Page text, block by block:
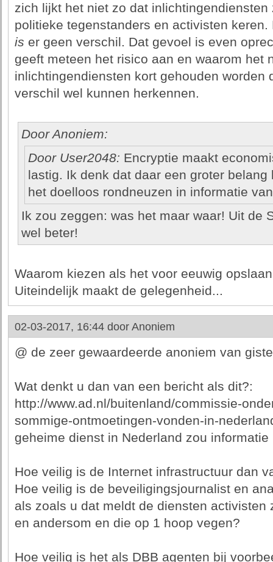
zich lijkt het niet zo dat
politieke tegenstanders en activisten
is er geen verschil. Dat gevoel is even
geeft meteen het risico aan en waarom het
inlichtingendiensten kort gehouden worden
verschil wel kunnen herkennen.
Door Anoniem:
Door User2048: Encryptie maakt
lastig. Ik denk dat daar een groter
het doelloos rondneuzen in informatie
Ik zou zeggen: was het maar waar! Uit de
wel beter!
Waarom kiezen als het voor eeuwig
Uiteindelijk maakt de gelegenheid...
02-03-2017, 16:44 door Anoniem
@ de zeer gewaardeerde anoniem van
Wat denkt u dan van een bericht als dit?:
http://www.ad.nl/buitenland/commissie-
sommige-ontmoetingen-vonden-in-
geheime dienst in Nederland zou
Hoe veilig is de Internet infrastructuur dan
Hoe veilig is de beveiligingsjournalist en
als zoals u dat meldt de diensten activisten
en andersom en die op 1 hoop vegen?
Hoe veilig is het als DBB agenten bij